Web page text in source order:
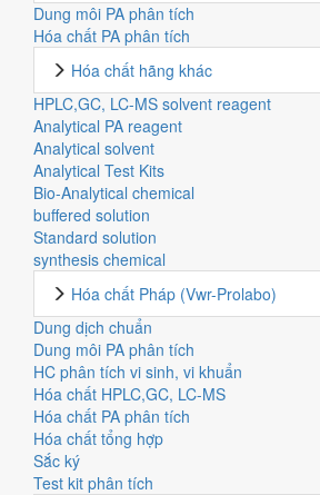
Dung môi PA phân tích
Hóa chất PA phân tích
Hóa chất hãng khác
HPLC,GC, LC-MS solvent reagent
Analytical PA reagent
Analytical solvent
Analytical Test Kits
Bio-Analytical chemical
buffered solution
Standard solution
synthesis chemical
Hóa chất Pháp (Vwr-Prolabo)
Dung dịch chuẩn
Dung môi PA phân tích
HC phân tích vi sinh, vi khuẩn
Hóa chất HPLC,GC, LC-MS
Hóa chất PA phân tích
Hóa chất tổng hợp
Sắc ký
Test kit phân tích